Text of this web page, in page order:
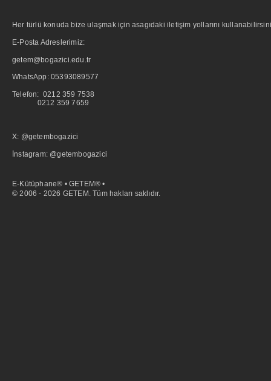
Her türlü konuda bize ulaşmak için asagıdaki iletişim yollarını
E-Posta Adreslerimiz:
getem@bogazici.edu.tr
WhatsApp: 05393089577
Telefon: 0212 359 7538
0212 359 7659
X: @getembogazici
İnstagram: @getembogazici
E-Kütüphane® • GETEM® •
© 2006 - 2026 GETEM. Tüm hakları saklıdır.